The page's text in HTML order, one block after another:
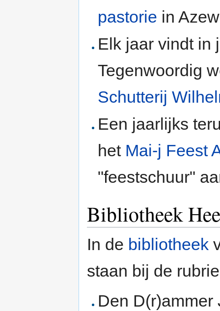
pastorie in
Elk jaar vindt in
Tegenwoordig
Schutterij
Een jaarlijks
het Mai-j Feest
"feestschuur"
Bibliotheek
In de bibliotheek
staan bij de
Den